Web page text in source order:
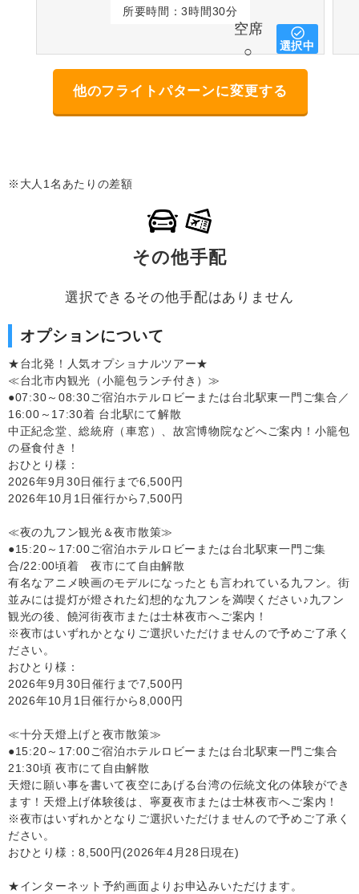
所要時間：3時間30分
空席
○
選択中
他のフライトパターンに変更する
※大人1名あたりの差額
その他手配
選択できるその他手配はありません
オプションについて
★台北発！人気オプショナルツアー★
≪台北市内観光（小籠包ランチ付き）≫
●07:30～08:30ご宿泊ホテルロビーまたは台北駅東一門ご集合／
16:00～17:30着 台北駅にて解散
中正紀念堂、総統府（車窓）、故宮博物院などへご案内！小籠包
の昼食付き！
おひとり様：
2026年9月30日催行まで6,500円
2026年10月1日催行から7,500円
≪夜の九フン観光＆夜市散策≫
●15:20～17:00ご宿泊ホテルロビーまたは台北駅東一門ご集
合/22:00頃着 夜市にて自由解散
有名なアニメ映画のモデルになったとも言われている九フン。街
並みには提灯が燈された幻想的な九フンを満喫ください♪九フン
観光の後、饒河街夜市または士林夜市へご案内！
※夜市はいずれかとなりご選択いただけませんので予めご了承く
ださい。
おひとり様：
2026年9月30日催行まで7,500円
2026年10月1日催行から8,000円
≪十分天燈上げと夜市散策≫
●15:20～17:00ご宿泊ホテルロビーまたは台北駅東一門ご集合
21:30頃 夜市にて自由解散
天燈に願い事を書いて夜空にあげる台湾の伝統文化の体験ができ
ます！天燈上げ体験後は、寧夏夜市または士林夜市へご案内！
※夜市はいずれかとなりご選択いただけませんので予めご了承く
ださい。
おひとり様：8,500円(2026年4月28日現在)
★インターネット予約画面よりお申込みいただけます。